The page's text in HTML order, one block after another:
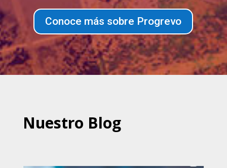
Conoce más sobre Progrevo
Nuestro Blog